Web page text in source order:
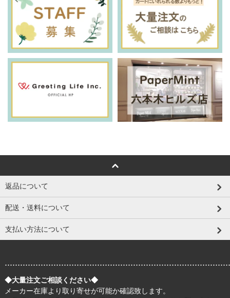
返品について
配送・送料について
支払い方法について
◆大量注文ご相談ください◆
メーカー在庫より取り寄せが可能か確認致します。